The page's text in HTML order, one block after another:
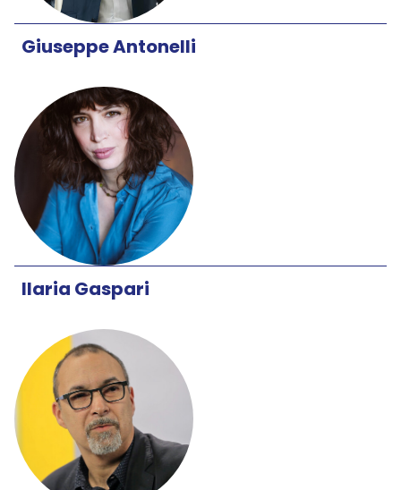
Giuseppe Antonelli
Ilaria Gaspari